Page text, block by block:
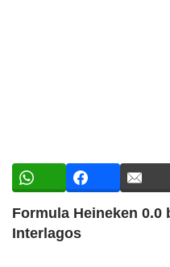
Formula Heineken 0.0
Interlagos